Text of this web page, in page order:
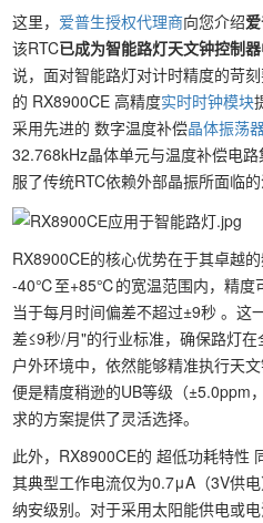
这里， 爱普生授权代理商向您介绍
该RTC已成为智能路灯天文钟控制
说，面对智能路灯对计时精度的苛
的 RX8900CE 高精度实时时钟模块
采用先进的 数字温度补偿晶体振荡
32.768kHz晶体单元与温度补偿电
服了传统RTC依赖外部晶振所面临的
RX8900CE的核心优势在于其卓越
-40℃至+85℃的宽温范围内，精度
当于每月时间偏差不超过±9秒 。这
差≤9秒/月"的行业标准，确保路灯
户外环境中，依然能够精准执行天
便是精度稍逊的UB等级（±5.0ppm
求的方案提供了灵活选择。
此外，RX8900CE的 超低功耗特性
其典型工作电流仅为0.7μA（3V供
纳安级别。对于采用太阳能供电或